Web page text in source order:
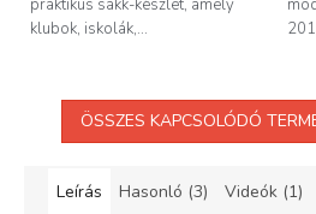
klubok, iskolák,...
ÖSSZES KAPCSOLÓDÓ
Leírás Hasonló (3) Videók (1)